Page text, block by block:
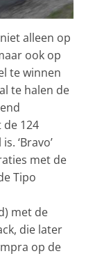
alleen op
ook op
te winnen
te halen de
de 124
‘Bravo’
met de
Tipo
met de
die later
op de